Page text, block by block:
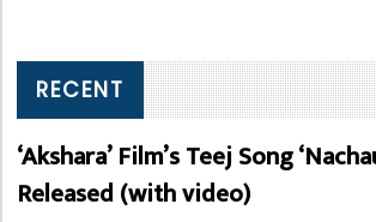
RECENT
‘Akshara’ Film’s Teej Song
Released (with video)